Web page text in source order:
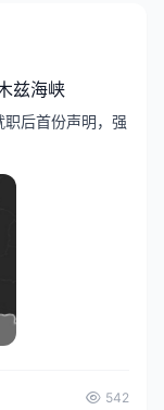
。他同时表
兹海峡
职后首份声明，强
542